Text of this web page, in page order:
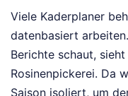
Viele Kaderplaner
datenbasiert
Berichte schaut,
Rosinenpickerei. Da
Saison isoliert, um